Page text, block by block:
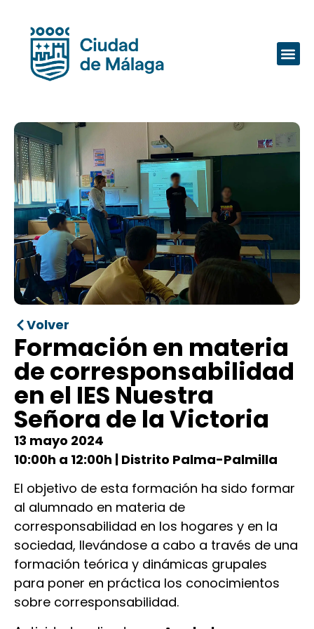
Volver
Formación en materia
de corresponsabilidad
en el IES Nuestra
Señora de la Victoria
13 mayo 2024
10:00h a 12:00h | Distrito Palma-Palmilla
El objetivo de esta formación ha sido formar
al alumnado en materia de
corresponsabilidad en los hogares y en la
sociedad, llevándose a cabo a través de una
formación teórica y dinámicas grupales
para poner en práctica los conocimientos
sobre corresponsabilidad.